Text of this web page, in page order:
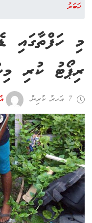
ޚަބަރު
މި ހަފްތާގައި
ރިޕޯޓު ކުރި
7 އަހރު ކުރިން